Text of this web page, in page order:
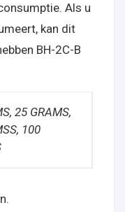
Als u
kan dit
BH-2C-B
25 GRAMS,
100